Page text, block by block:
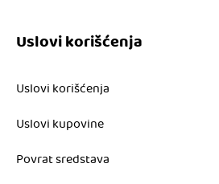
Uslovi korišćenja
Uslovi korišćenja
Uslovi kupovine
Povrat sredstava